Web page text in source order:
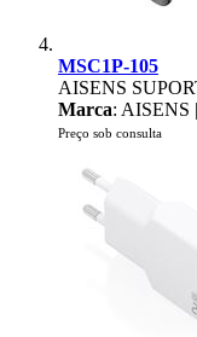
MSC1P-105
AISENS
Marca: AISENS |
Preço sob consulta